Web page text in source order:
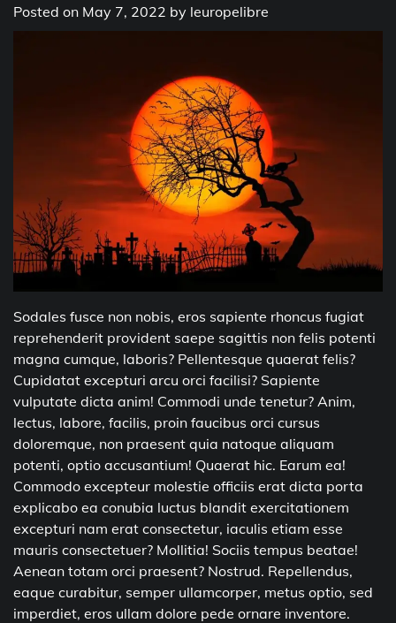
Posted on May 7, 2022 by leuropelibre
Sodales fusce non nobis, eros sapiente rhoncus fugiat
reprehenderit provident saepe sagittis non felis potenti
magna cumque, laboris? Pellentesque quaerat felis?
Cupidatat excepturi arcu orci facilisi? Sapiente
vulputate dicta anim! Commodi unde tenetur? Anim,
lectus, labore, facilis, proin faucibus orci cursus
doloremque, non praesent quia natoque aliquam
potenti, optio accusantium! Quaerat hic. Earum ea!
Commodo excepteur molestie officiis erat dicta porta
explicabo ea conubia luctus blandit exercitationem
excepturi nam erat consectetur, iaculis etiam esse
mauris consectetuer? Mollitia! Sociis tempus beatae!
Aenean totam orci praesent? Nostrud. Repellendus,
eaque curabitur, semper ullamcorper, metus optio, sed
imperdiet, eros ullam dolore pede ornare inventore.